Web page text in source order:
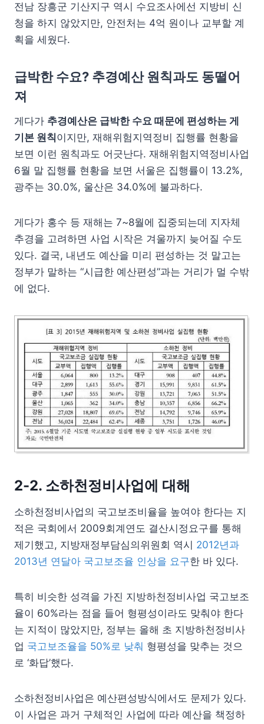
전남 장흥군 기산지구 역시 수요조사에선 지방비 신
청을 하지 않았지만, 안전처는 4억 원이나 교부할 계
획을 세웠다.
급박한 수요? 추경예산 원칙과도 동떨어
져
게다가 추경예산은 급박한 수요 때문에 편성하는 게
기본 원칙이지만, 재해위험지역정비 집행률 현황을
보면 이런 원칙과도 어긋난다. 재해위험지역정비사업
6월 말 집행률 현황을 보면 서울은 집행률이 13.2%,
광주는 30.0%, 울산은 34.0%에 불과하다.
게다가 홍수 등 재해는 7~8월에 집중되는데 지자체
추경을 고려하면 사업 시작은 겨울까지 늦어질 수도
있다. 결국, 내년도 예산을 미리 편성하는 것 말고는
정부가 말하는 “시급한 예산편성”과는 거리가 멀 수밖
에 없다.
2-2. 소하천정비사업에 대해
소하천정비사업의 국고보조비율을 높여야 한다는 지
적은 국회에서 2009회계연도 결산시정요구를 통해
제기했고, 지방재정부담심의위원회 역시 2012년과
2013년 연달아 국고보조율 인상을 요구한 바 있다.
특히 비슷한 성격을 가진 지방하천정비사업 국고보조
율이 60%라는 점을 들어 형평성이라도 맞춰야 한다
는 지적이 많았지만, 정부는 올해 초 지방하천정비사
업 국고보조율을 50%로 낮춰 형평성을 맞추는 것으
로 ‘화답’했다.
소하천정비사업은 예산편성방식에서도 문제가 있다.
이 사업은 과거 구체적인 사업에 따라 예산을 책정하